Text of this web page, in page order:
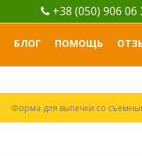
+38 (050) 906
БЛОГ ПОМОЩЬ
Форма для выпечки со